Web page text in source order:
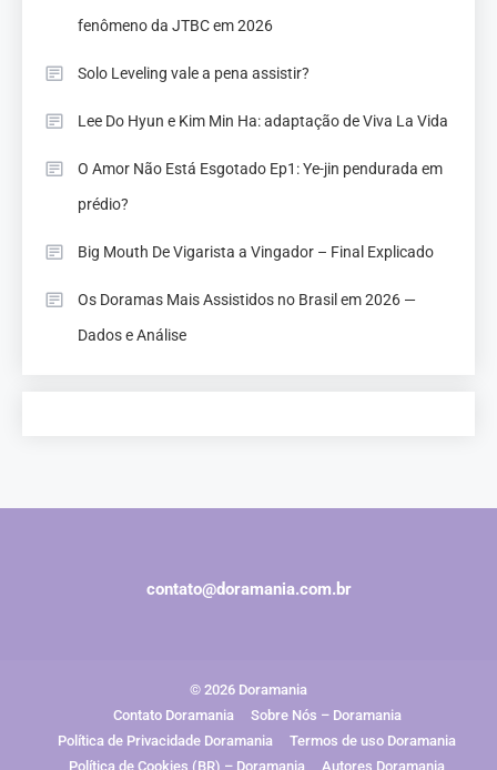
fenômeno da JTBC em 2026
Solo Leveling vale a pena assistir?
Lee Do Hyun e Kim Min Ha: adaptação de Viva La Vida
O Amor Não Está Esgotado Ep1: Ye-jin pendurada em
prédio?
Big Mouth De Vigarista a Vingador – Final Explicado
Os Doramas Mais Assistidos no Brasil em 2026 —
Dados e Análise
contato@doramania.com.br
© 2026 Doramania
Contato Doramania
Sobre Nós – Doramania
Política de Privacidade Doramania
Termos de uso Doramania
Política de Cookies (BR) – Doramania
Autores Doramania